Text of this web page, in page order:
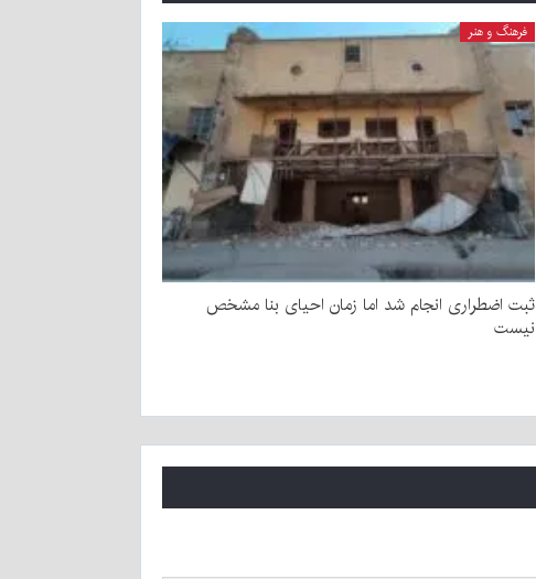
فرهنگ و هنر
ثبت اضطراری انجام شد اما زمان احیای بنا مشخص
نیست